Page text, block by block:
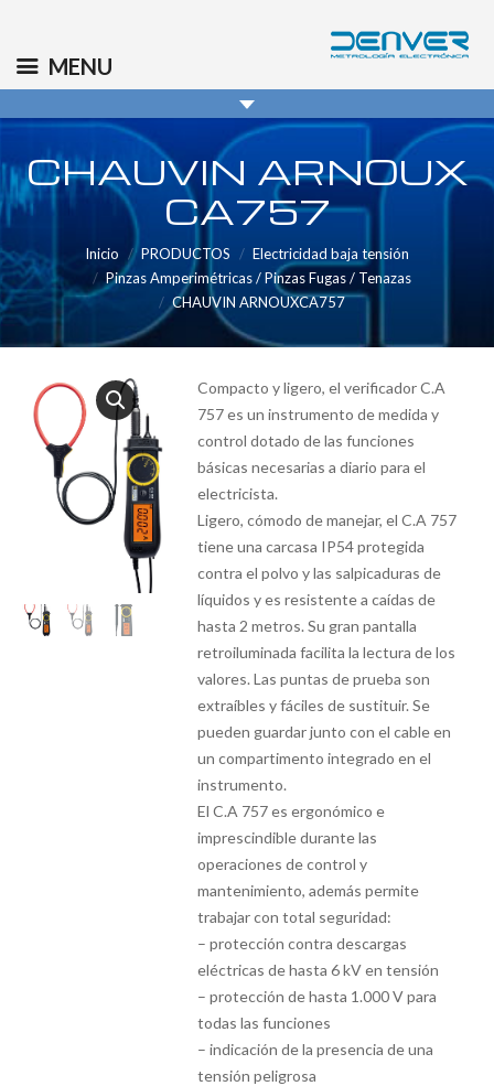
info@denver.es
CHAUVIN ARNOUX
CA757
Inicio PRODUCTOS
Electricidad baja tensión
Pinzas Amperimétricas / Pinzas Fugas / Tenazas
CHAUVIN ARNOUXCA757
Compacto y ligero, el verificador C.A
757 es un instrumento de medida y
control dotado de las funciones
básicas necesarias a diario para el
electricista.
Ligero, cómodo de manejar, el C.A 757
tiene una carcasa IP54 protegida
contra el polvo y las salpicaduras de
líquidos y es resistente a caídas de
hasta 2 metros. Su gran pantalla
retroiluminada facilita la lectura de los
valores. Las puntas de prueba son
extraíbles y fáciles de sustituir. Se
pueden guardar junto con el cable en
un compartimento integrado en el
instrumento.
El C.A 757 es ergonómico e
imprescindible durante las
operaciones de control y
mantenimiento, además permite
trabajar con total seguridad:
– protección contra descargas
eléctricas de hasta 6 kV en tensión
– protección de hasta 1.000 V para
todas las funciones
– indicación de la presencia de una
tensión peligrosa
MENU